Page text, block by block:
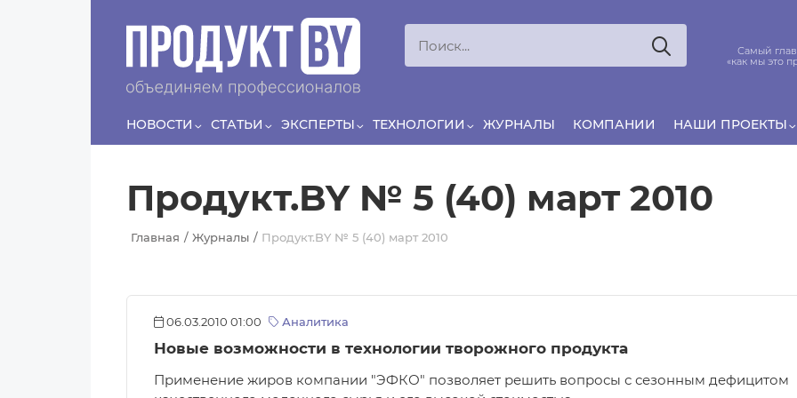
СергейЛЯШКО
Если у нас есть беспривязь, все животные
чипированы и есть программа-планировщик, на
проведение…
Принято считать, что еда — источник удовольствия,
вокруг…
Самый
«как мы это
НОВОСТИ СТАТЬИ ЭКСПЕРТЫ ТЕХНОЛОГИИ ЖУРНАЛЫ КОМПАНИИ НАШИ ПРОЕКТЫ
Продукт.BY № 5 (40) март 2010
Главная Журналы Продукт.BY № 5 (40) март 2010
06.03.2010 01:00 Аналитика
Новые возможности в технологии творожного продукта
Применение жиров компании "ЭФКО" позволяет решить вопросы с сезонным дефицитом